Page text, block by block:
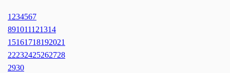
1 234567
891011121314
15161718192021
22232425262728
2930